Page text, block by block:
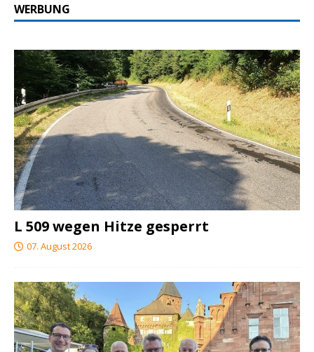
WERBUNG
L 509 wegen Hitze gesperrt
07. August 2026